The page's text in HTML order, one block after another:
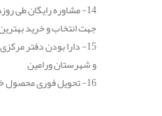
14- مشاوره رایگان طی
جهت انتخاب و خرید
15- دارا بودن دفتر
و شهرستان ورامین
16- تحویل فوری محصول خریداری شده